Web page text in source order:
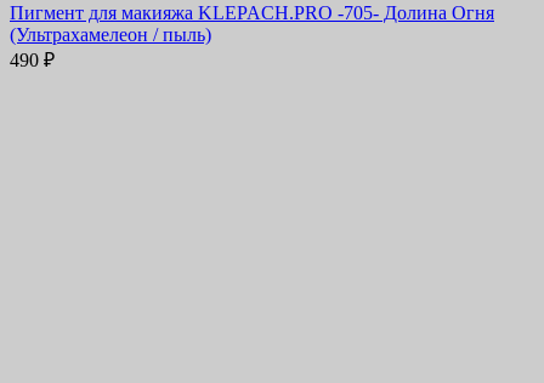
Пигмент для макияжа KLEPACH.PRO -705- Долина Огня
(Ультрахамелеон / пыль)
490 ₽